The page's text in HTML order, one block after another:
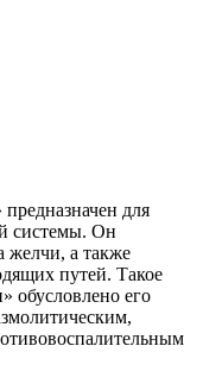
для
системы. Он
желчи, а также
путей. Такое
обусловлено его